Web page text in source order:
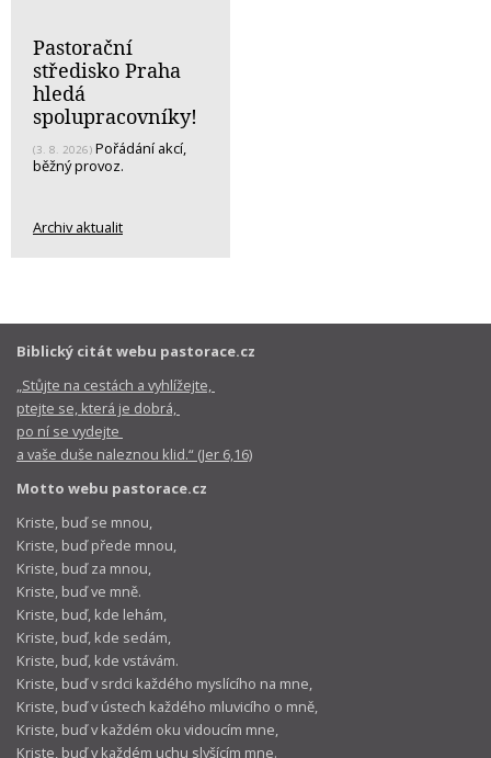
Pastorační
středisko Praha
hledá
spolupracovníky!
(3. 8. 2026) Pořádání akcí,
běžný provoz.
Archiv aktualit
Biblický citát webu pastorace.cz
„Stůjte na cestách a vyhlížejte,
ptejte se, která je dobrá,
po ní se vydejte
a vaše duše naleznou klid.“ (Jer 6,16)
Motto webu pastorace.cz
Kriste, buď se mnou,
Kriste, buď přede mnou,
Kriste, buď za mnou,
Kriste, buď ve mně.
Kriste, buď, kde lehám,
Kriste, buď, kde sedám,
Kriste, buď, kde vstávám.
Kriste, buď v srdci každého myslícího na mne,
Kriste, buď v ústech každého mluvicího o mně,
Kriste, buď v každém oku vidoucím mne,
Kriste, buď v každém uchu slyšícím mne.